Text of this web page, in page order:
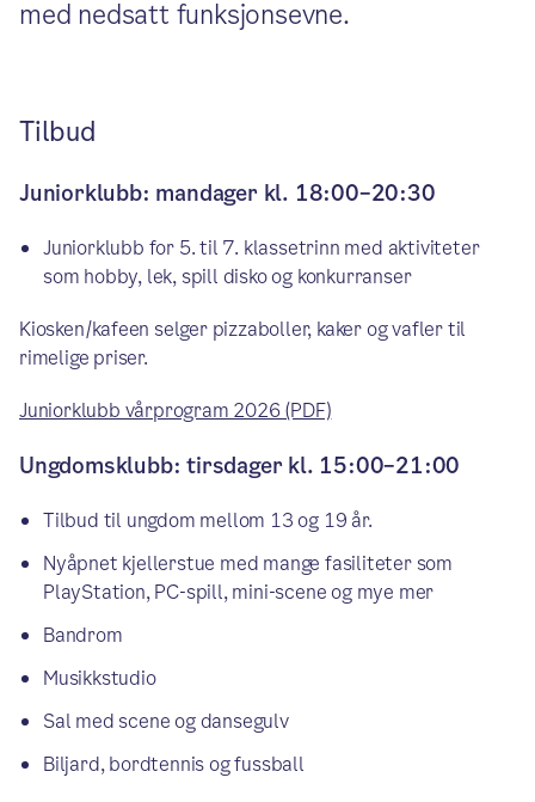
med nedsatt funksjonsevne.
Tilbud
Juniorklubb: mandager kl. 18:00–20:30
Juniorklubb for 5. til 7. klassetrinn med aktiviteter
som hobby, lek, spill disko og konkurranser
Kiosken/kafeen selger pizzaboller, kaker og vafler til
rimelige priser.
Juniorklubb vårprogram 2026 (PDF)
Ungdomsklubb: tirsdager kl. 15:00–21:00
Tilbud til ungdom mellom 13 og 19 år.
Nyåpnet kjellerstue med mange fasiliteter som
PlayStation, PC-spill, mini-scene og mye mer
Bandrom
Musikkstudio
Sal med scene og dansegulv
Biljard, bordtennis og fussball